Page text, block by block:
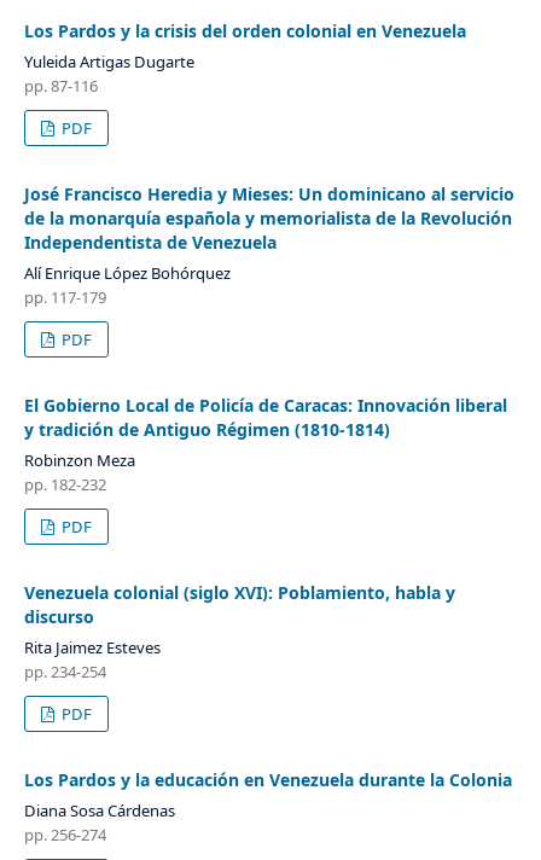
Los Pardos y la crisis del orden colonial en Venezuela
Yuleida Artigas Dugarte
pp. 87-116
PDF
José Francisco Heredia y Mieses: Un dominicano al servicio
de la monarquía española y memorialista de la Revolución
Independentista de Venezuela
Alí Enrique López Bohórquez
pp. 117-179
PDF
El Gobierno Local de Policía de Caracas: Innovación liberal
y tradición de Antiguo Régimen (1810-1814)
Robinzon Meza
pp. 182-232
PDF
Venezuela colonial (siglo XVI): Poblamiento, habla y
discurso
Rita Jaimez Esteves
pp. 234-254
PDF
Los Pardos y la educación en Venezuela durante la Colonia
Diana Sosa Cárdenas
pp. 256-274